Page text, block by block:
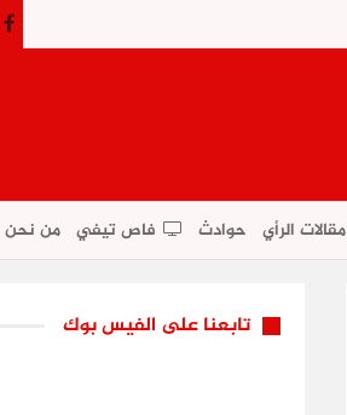
مقالات الرأي حوادث فاص تيفي من نحن
تابعنا على الفيس بوك